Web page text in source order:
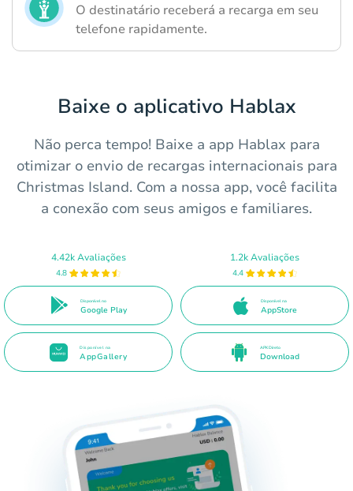
O destinatário receberá a recarga em seu
telefone rapidamente.
Baixe o aplicativo Hablax
Não perca tempo! Baixe a app Hablax para
otimizar o envio de recargas internacionais para
Christmas Island. Com a nossa app, você facilita
a conexão com seus amigos e familiares.
4.42k Avaliações
4.8
Disponível no
Google Play
1.2k Avaliações
4.4
Disponível na
AppStore
Disponível na
AppGallery
APK Direto
Download